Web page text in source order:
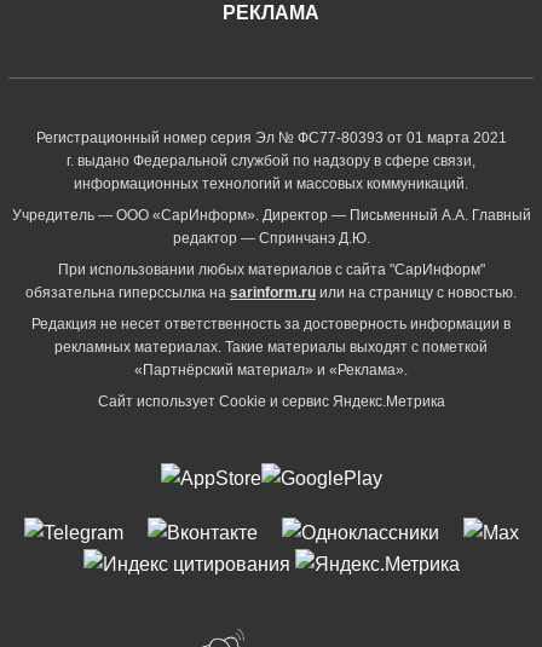
РЕКЛАМА
Регистрационный номер серия Эл № ФС77-80393 от 01 марта 2021
г. выдано Федеральной службой по надзору в сфере связи,
информационных технологий и массовых коммуникаций.
Учредитель — ООО «СарИнформ». Директор — Письменный А.А. Главный
редактор — Спринчанэ Д.Ю.
При использовании любых материалов с сайта "СарИнформ"
обязательна гиперссылка на sarinform.ru или на страницу с новостью.
Редакция не несет ответственность за достоверность информации в
рекламных материалах. Такие материалы выходят с пометкой
«Партнёрский материал» и «Реклама».
Сайт использует Cookie и сервиc Яндекс.Метрика